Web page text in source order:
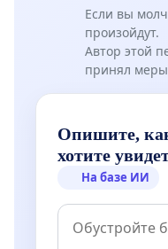
Если вы
произойдут.
Автор этой
принял
Опишите,
хотите
На базе ИИ